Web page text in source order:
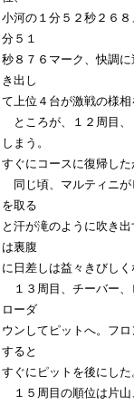
小河の１分５２秒２６
分５１
秒８７６マーク、快調
き出し
て上位４台が激戦の様相
ところが、１２周目、
しまう。
すぐにコースに復帰し
同じ頃、マルティニが
を取る
と汗が滝のように吹き
は裏腹
に日差しは益々きびしく
１３周目、チーバー、
ローダ
ウンしてピットへ。フ
すると
すぐにピットを後にした
１５周目の順位は片山